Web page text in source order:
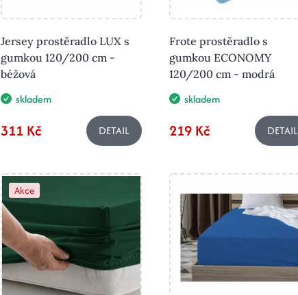
Jersey prostěradlo LUX s
gumkou 120/200 cm -
béžová
skladem
311 Kč DETAIL
Frote prostěradlo s
gumkou ECONOMY
120/200 cm - modrá
skladem
219 Kč DETAIL
Akce